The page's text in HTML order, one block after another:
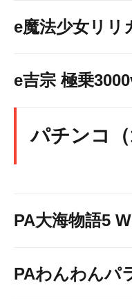
e魔法少女リリ
e吉宗 極乗
パチンコ（
PA大海物語5
PAわんわんパ